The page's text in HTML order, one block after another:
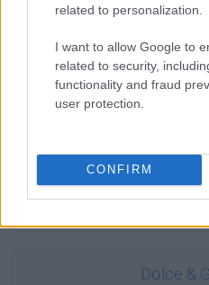
related to personalization.
I want to allow Google to
related to security,
functionality and fraud
user protection.
CONFIRM
Tadż
Dolce &